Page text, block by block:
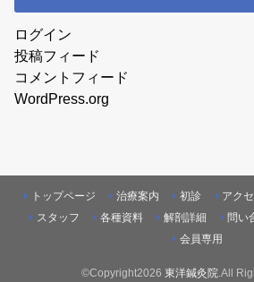
ログイン
投稿フィード
コメントフィード
WordPress.org
トップページ 治療案内 初診 アク
スタッフ
各種資料 解剖詳細 問い
会員専用
©Copyright2026 東洋鍼灸院.All